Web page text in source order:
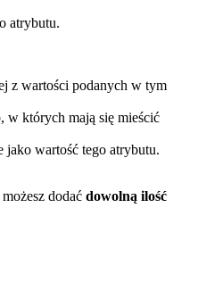
atrybutu.
z wartości podanych w tym
w których mają się mieścić
jako wartość tego atrybutu.
dodać dowolną ilość